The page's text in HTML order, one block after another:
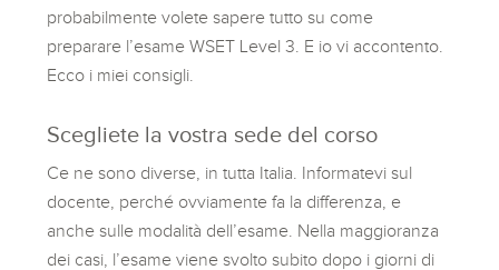
probabilmente volete sapere tutto su come
preparare l’esame WSET Level 3. E io vi accontento.
Ecco i miei consigli.
Scegliete la vostra sede del corso
Ce ne sono diverse, in tutta Italia. Informatevi sul
docente, perché ovviamente fa la differenza, e
anche sulle modalità dell’esame. Nella maggioranza
dei casi, l’esame viene svolto subito dopo i giorni di